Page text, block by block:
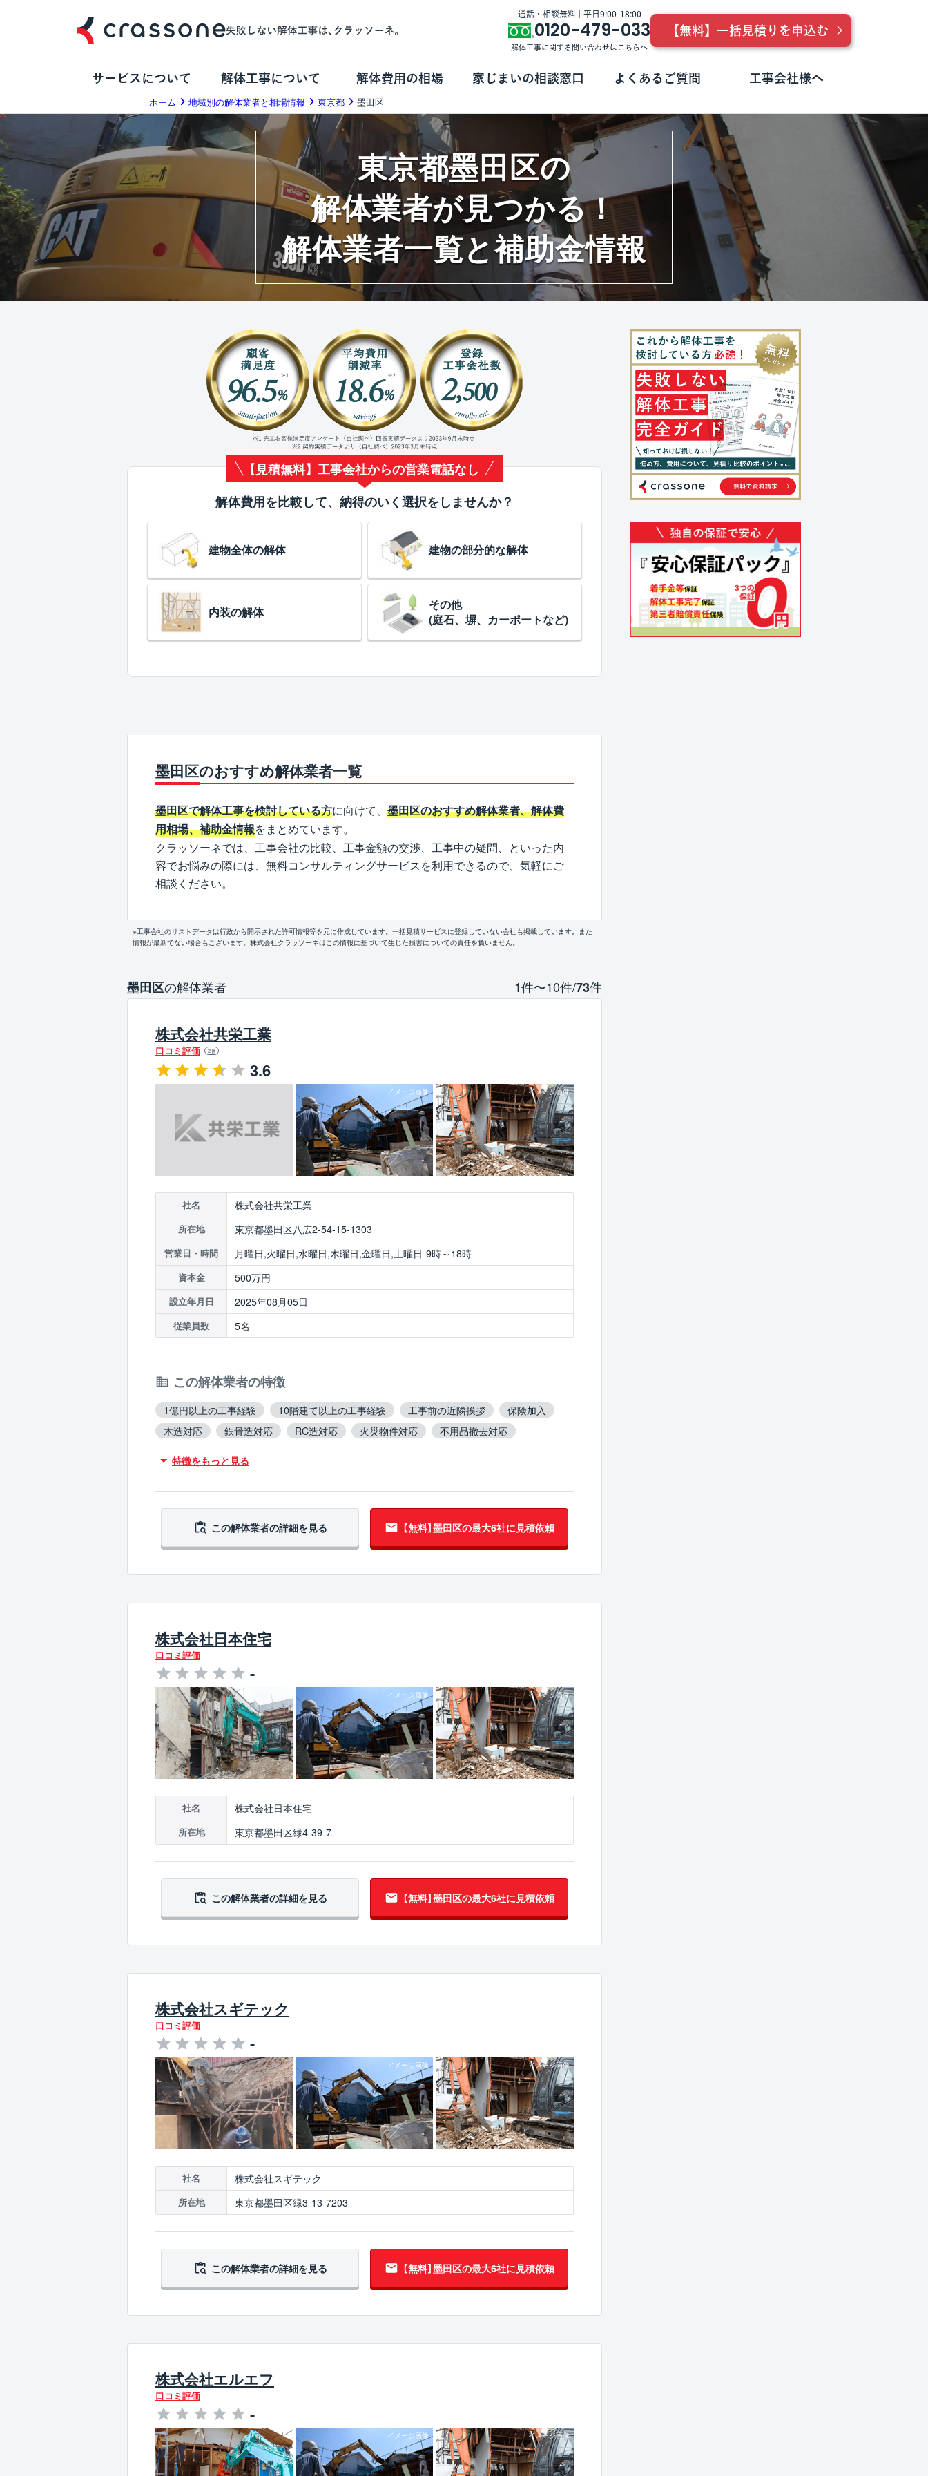
通話・相談無料 | 平日9:00-18:00
0120-479-033
解体工事に関する問い合わせはこちらへ
【無料】一括見積りを申込む
サービスについて 解体工事について 解体費用の相場 家じまいの相談窓口 よくあるご質問 工事会社様へ
ホーム 地域別の解体業者と相場情報 東京都 墨田区
東京都墨田区の
解体業者が見つかる！
解体業者一覧と補助金情報
【見積無料】工事会社からの営業電話なし
解体費用を比較して、納得のいく選択をしませんか？
建物全体の解体 建物の部分的な解体
内装の解体
その他
(庭石、塀、カーポートなど)
墨田区のおすすめ解体業者一覧
墨田区で解体工事を検討している方に向けて、 墨田区のおすすめ解体業者、解体費
用相場、補助金情報をまとめています。
クラッソーネでは、工事会社の比較、工事金額の交渉、工事中の疑問、といった内
容でお悩みの際には、無料コンサルティングサービスを利用できるので、気軽にご
相談ください。
※工事会社のリストデータは行政から開示された許可情報等を元に作成しています。一括見積サービスに登録していない会社も掲載しています。また
情報が最新でない場合もございます。株式会社クラッソーネはこの情報に基づいて生じた損害についての責任を負いません。
墨田区の解体業者 1件〜10件/73件
株式会社共栄工業
口コミ評価 2件
3.6
社名 株式会社共栄工業
所在地 東京都墨田区八広2-54-15-1303
営業日・時間 月曜日,火曜日,水曜日,木曜日,金曜日,土曜日-9時～18時
資本金 500万円
設立年月日 2025年08月05日
従業員数 5名
この解体業者の特徴
1億円以上の工事経験 10階建て以上の工事経験 工事前の近隣挨拶
保険加入
木造対応
鉄骨造対応 RC造対応 火災物件対応
不用品撤去対応
特徴をもっと見る
この解体業者の詳細を見る 【無料】墨田区の最大6社に見積依頼
株式会社日本住宅
口コミ評価
-
社名 株式会社日本住宅
所在地 東京都墨田区緑4-39-7
この解体業者の詳細を見る 【無料】墨田区の最大6社に見積依頼
株式会社スギテック
口コミ評価
-
社名 株式会社スギテック
所在地 東京都墨田区緑3-13-7203
この解体業者の詳細を見る 【無料】墨田区の最大6社に見積依頼
株式会社エルエフ
口コミ評価
-